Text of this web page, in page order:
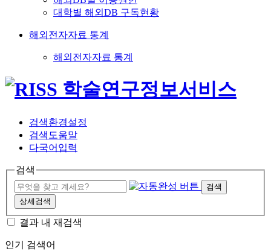
대학별 해외DB 구독현황
해외전자자료 통계
해외전자자료 통계
검색환경설정
검색도움말
다국어입력
검색
검색
상세검색
결과 내 재검색
인기 검색어